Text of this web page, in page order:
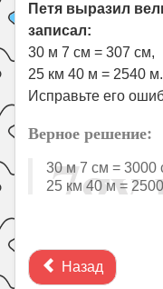
Петя выразил
записал:
30 м 7 см = 307 см,
25 км 40 м = 2540 м.
Исправьте его
Верное решение:
30 м 7 см = 3000
25 км 40 м =
Назад